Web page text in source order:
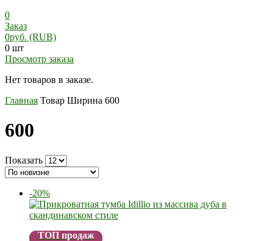
0
Заказ
0руб. (RUB)
0 шт
Просмотр заказа
Нет товаров в заказе.
Главная Товар Ширина 600
600
Показать
-20%
ТОП продаж